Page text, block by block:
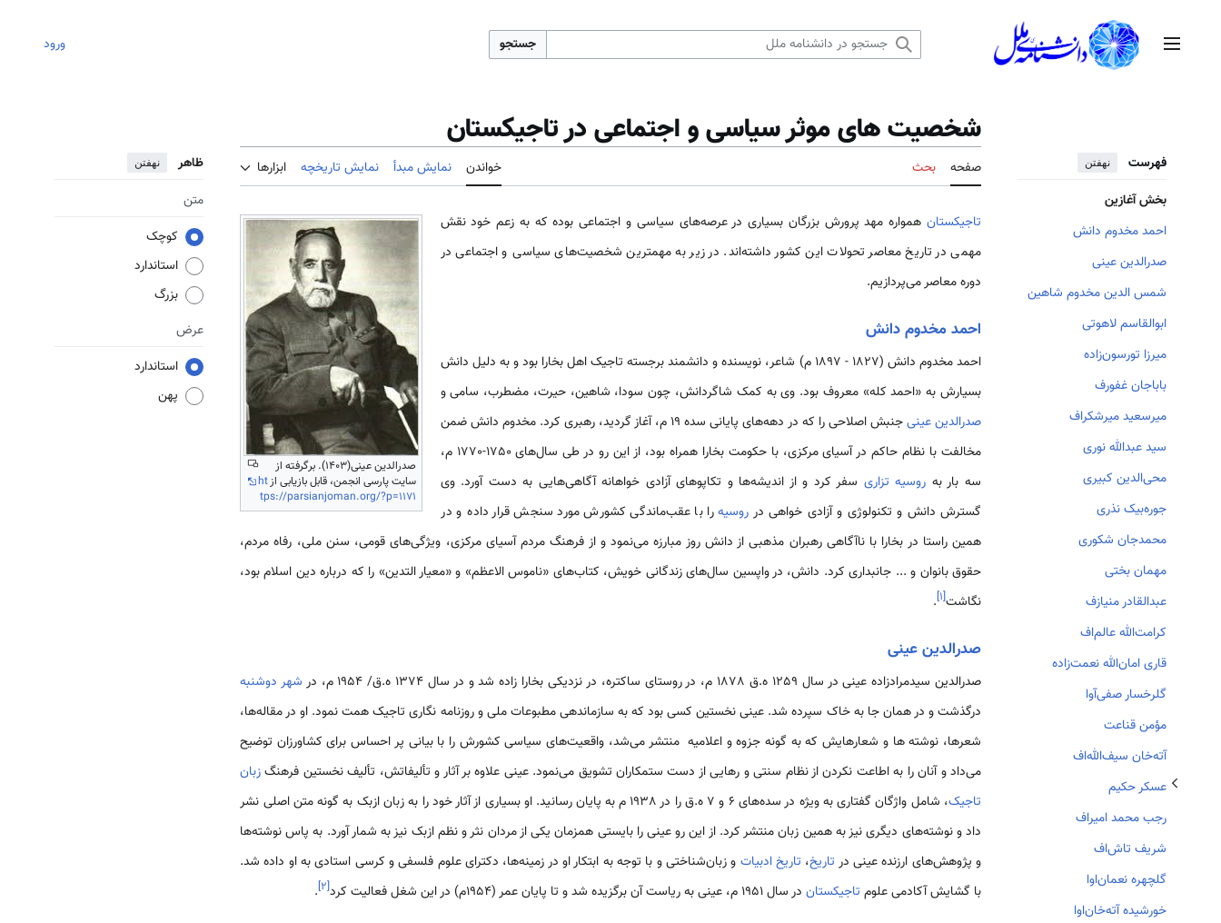
منوی اصلی جستجو ورود
فهرست نهفتن
بخش آغازین
احمد مخدوم دانش
صدرالدین عینی
شمس الدین مخدوم شاهین
ابوالقاسم لاهوتی
میرزا تورسون‌زاده
باباجان غفورف
میرسعید میرشکراف
سید عبدالله نوری
محی‌الدین کبیری
جوره‌بیک نذری
محمدجان شکوری
‏مهمان بختی
عبدالقادر منیازف
کرامت‌الله عالم‌اف
قاری امان‌الله نعمت‌زاده
گلرخسار صفی‌آوا
مؤمن قناعت
آته‌خان سیف‌الله‌اف
عسکر حکیم
تغییر وضعیت زیربخش‌های عسکر حکیم
رجب ‌محمد امیراف
شریف تاش‌اف
گلچهره نعمان‌اوا
خورشیده آته‌خان‌اوا
شخصیت های موثر سیاسی و اجتماعی در تاجیکستان
صفحه بحث خواندن نمایش مبدأ نمایش تاریخچه ابزارها ظاهر نهفتن
متن
کوچک
استاندارد
بزرگ
عرض
استاندارد
پهن
صدرالدین عینی(1403). برگرفته از
سایت پارسی انجمن، قابل بازیابی ازht
tps://parsianjoman.org/?p=1171
تاجیکستان همواره مهد پرورش بزرگان بسیاری در عرصه‌های سیاسی و اجتماعی بوده که به زعم خود نقش
مهمی در تاریخ معاصر تحولات این کشور داشته‌اند. در زیر به مهمترین شخصیت‌های سیاسی و اجتماعی در
دوره معاصر می‌پردازیم.
احمد مخدوم دانش
احمد مخدوم دانش (1827 - 1897 م) شاعر، نویسنده و دانشمند برجسته تاجیک اهل بخارا بود و به دلیل دانش
بسیارش به «احمد کله» معروف بود. وی به کمک شاگردانش، چون سودا، شاهین، حیرت، مضطرب، سامی و
صدرالدین عینی
جنبش اصلاحی را که در دهه‌های پایانی سده 19 م، آغاز گردید، رهبری کرد. مخدوم دانش ضمن
مخالفت با نظام حاکم در آسیای مرکزی، با حکومت بخارا همراه بود، از این رو در طی سال‌های 1750-1770 م،
سه بار به روسیه تزاری سفر کرد و از اندیشه‌ها و تکاپوهای آزادی خواهانه آگاهی‌هایی به دست آورد. وی
گسترش دانش و تکنولوژی و آزادی خواهی در روسیهرا با عقب‌ماندگی کشورش مورد سنجش قرار داده و در
همین راستا در بخارا با ناآگاهی رهبران مذهبی از دانش روز مبارزه می‌نمود و از فرهنگ مردم آسیای مرکزی، ویژگی‌های قومی، سنن ملی، رفاه مردم،
حقوق بانوان و ... جانبداری کرد. دانش، در واپسین سال‌های زندگانی خویش، کتاب‌های «ناموس الاعظم» و «معیار التدین» را که درباره دین اسلام بود،
نگاشت[۱]
.
صدرالدین عینی
صدرالدین سیدمرادزاده عینی در سال 1259 ه.ق 1878 م، در روستای ساکتره، در نزدیکی بخارا زاده شد و در سال 1374 ه.ق/ 1954 م، در
شهر دوشنبه
درگذشت و در همان جا به خاک سپرده شد. عینی نخستین کسی بود که به سازماندهی مطبوعات ملی و روزنامه نگاری تاجیک همت نمود. او در مقاله‌ها،
شعرها، نوشته ها و شعارهایش که به گونه جزوه و اعلامیه منتشر می‌شد، واقعیت‌های سیاسی کشورش را با بیانی پر احساس برای کشاورزان توضیح
می‌داد و آنان را به اطاعت نکردن از نظام سنتی و رهایی از دست ستمکاران تشویق می‌نمود. عینی علاوه بر آثار و تألیفاتش، تألیف نخستین فرهنگزبان
تاجیک
، شامل واژگان گفتاری به ویژه در سده‌های 6 و 7 ه.ق را در 1938 م به پایان رسانید. او بسیاری از آثار خود را به زبان ازبک به گونه متن اصلی نشر
داد و نوشته‌های دیگری نیز به همین زبان منتشر کرد. از این رو عینی را بایستی همزمان یکی از مردان نثر و نظم ازبک نیز به شمار آورد. به پاس نوشته‌ها
و پژوهش‌های ارزنده عینی در تاریخ، تاریخ ادبیات و زبان‌شناختی و با توجه به ابتکار او در زمینه‌ها، دکترای علوم فلسفی و کرسی استادی به او داده شد.
با گشایش آکادمی علوم تاجیکستان در سال 1951 م، عینی به ریاست آن برگزیده شد و تا پایان عمر (1954م) در این شغل فعالیت کرد [۲]
.